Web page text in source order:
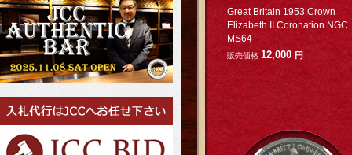
Great Britain 1953 Crown
Elizabeth II Coronation NGC
MS64
販売価格 12,000 円